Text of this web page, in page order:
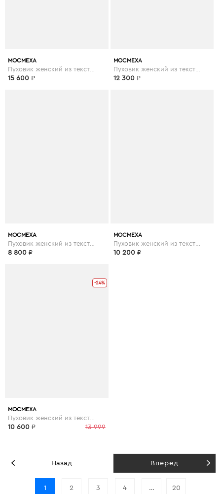
МОСМЕХА
15 600 ₽
МОСМЕХА
Пуховик женский из текстиля с капюшоном
12 300 ₽
МОСМЕХА
8 800 ₽
МОСМЕХА
Пуховик женский из текстиля с капюшоном
10 200 ₽
-24%
МОСМЕХА
13 999
10 600 ₽
Назад
1 2 3 4 … 20
Вперед